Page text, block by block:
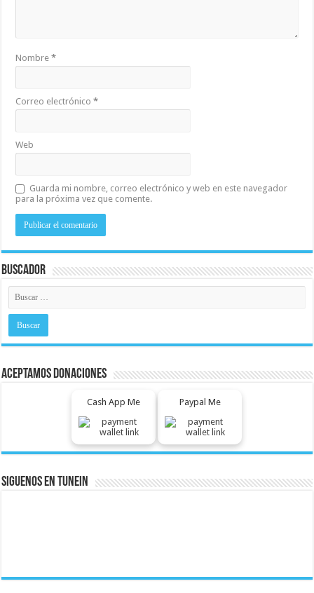
Nombre*
Correo electrónico*
Web
Guarda mi nombre, correo electrónico y web en este navegador
para la próxima vez que comente.
Buscador
Aceptamos Donaciones
Cash App Me Paypal Me
Siguenos En Tunein